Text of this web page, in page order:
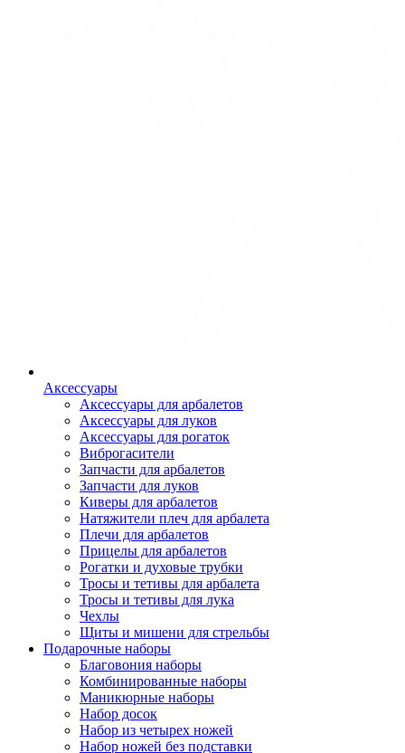
Аксессуары
Аксессуары для арбалетов
Аксессуары для луков
Аксессуары для рогаток
Виброгасители
Запчасти для арбалетов
Запчасти для луков
Киверы для арбалетов
Натяжители плеч для арбалета
Плечи для арбалетов
Прицелы для арбалетов
Рогатки и духовые трубки
Тросы и тетивы для арбалета
Тросы и тетивы для лука
Чехлы
Щиты и мишени для стрельбы
Подарочные наборы
Благовония наборы
Комбинированные наборы
Маникюрные наборы
Набор досок
Набор из четырех ножей
Набор ножей без подставки